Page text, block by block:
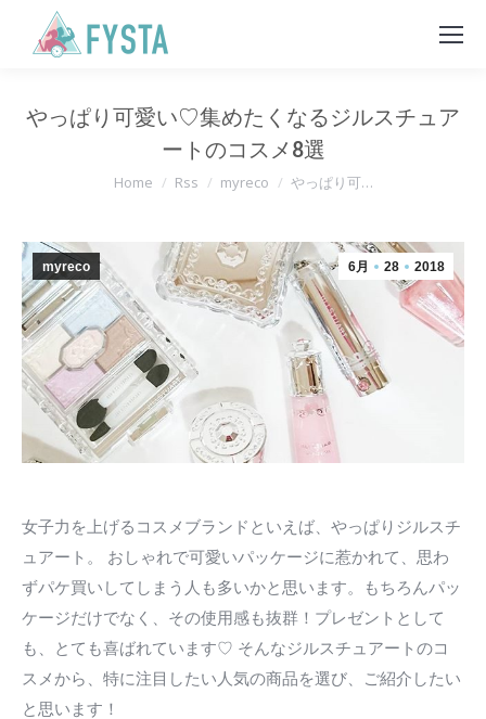
やっぱり可愛い♡集めたくなるジルスチュア
ートのコスメ8選
You are here:
Home Rss myreco やっぱり可…
6月 28 2018
myreco
女子力を上げるコスメブランドといえば、やっぱりジルスチ
ュアート。 おしゃれで可愛いパッケージに惹かれて、思わ
ずパケ買いしてしまう人も多いかと思います。もちろんパッ
ケージだけでなく、その使用感も抜群！プレゼントとして
も、とても喜ばれています♡ そんなジルスチュアートのコ
スメから、特に注目したい人気の商品を選び、ご紹介したい
と思います！